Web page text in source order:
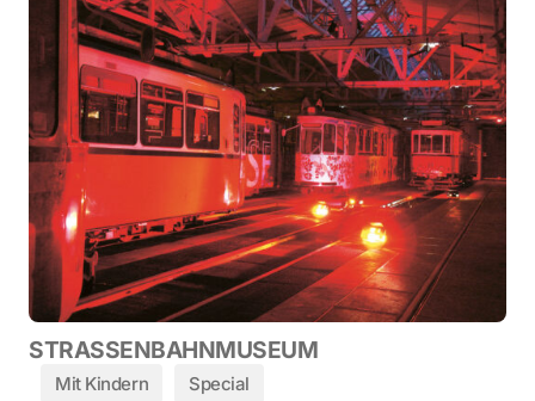
STRASSENBAHNMUSEUM
Mit Kindern Special